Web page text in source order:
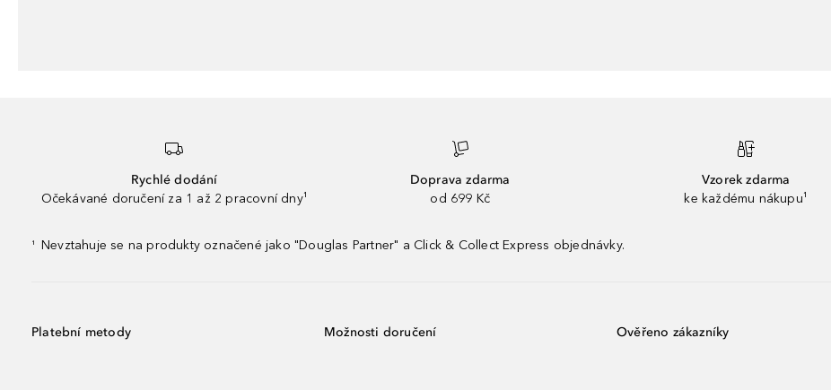
Rychlé dodání
Očekávané doručení za 1 až 2 pracovní dny¹
Doprava zdarma
od 699 Kč
Vzorek zdarma
ke každému nákupu¹
¹ Nevztahuje se na produkty označené jako "Douglas Partner" a Click & Collect Express objednávky.
Platební metody Možnosti doručení Ověřeno zákazníky